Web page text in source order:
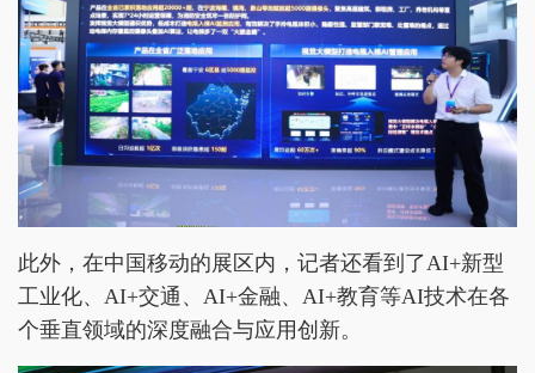
此外，在中国移动的展区内，记者还看到了AI+新型
工业化、AI+交通、AI+金融、AI+教育等AI技术在各
个垂直领域的深度融合与应用创新。